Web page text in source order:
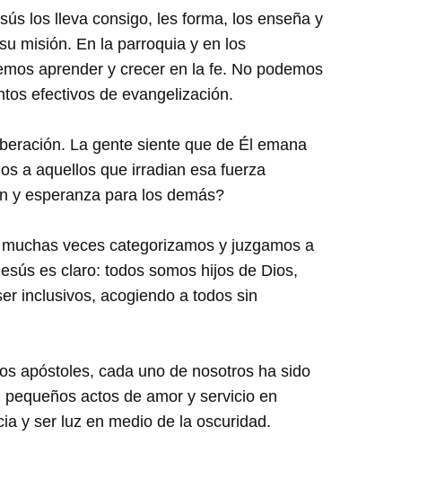
los lleva consigo, les forma, los enseña y
misión. En la parroquia y en los
aprender y crecer en la fe. No podemos
efectivos de evangelización.
La gente siente que de Él emana
a aquellos que irradian esa fuerza
y esperanza para los demás?
veces categorizamos y juzgamos a
es claro: todos somos hijos de Dios,
inclusivos, acogiendo a todos sin
apóstoles, cada uno de nosotros ha sido
actos de amor y servicio en
y ser luz en medio de la oscuridad.